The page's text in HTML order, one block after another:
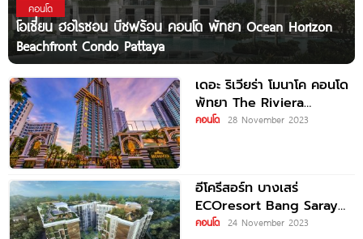
คอนโด
โอเชี่ยน ฮอไรซอน บีชฟร้อน คอนโด พัทยา Ocean Horizon
Beachfront Condo Pattaya
เดอะ ริเวียร่า โมนาโค คอนโด
พัทยา The Riviera
Monaco Condo Pattaya
คอนโด 28 November 2023
อีโครีสอร์ท บางเสร่
ECOresort Bang Saray
ราคาเริ่มต้น 2.2 ล้านบาท*
คอนโด 24 November 2023